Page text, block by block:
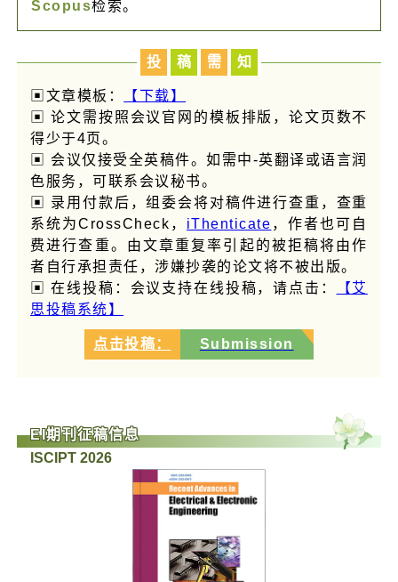
Scopus检索。
投 稿 需 知
▣文章模板：
【下载】
▣ 论文需按照会议官网的模板排版，论文页数不
得少于4页。
▣ 会议仅接受全英稿件。如需中-英翻译或语言润
色服务，可联系会议秘书。
▣ 录用付款后，组委会将对稿件进行查重，查重
系统为CrossCheck， iThenticate ，作者也可自
费进行查重。由文章重复率引起的被拒稿将由作
者自行承担责任，涉嫌抄袭的论文将不被出版。
▣ 在线投稿：会议支持在线投稿，请点击：
【艾
思投稿系统】
点击投稿： Submission
EI期刊征稿信息
ISCIPT 2026